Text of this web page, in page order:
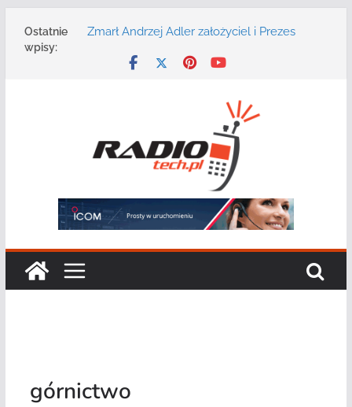
Ostatnie
wpisy:
Zmarł Andrzej Adler założyciel i Prezes
Radmor – największy polski producent
konferencję: „Bezpieczeństwo,
niezawodność i interoperacyjność
systemów teleinformatycznych”
Motorola Solutions oferuje agencjom
bezpieczeństwa publicznego usługę
łączności opartą na chmurze
Najnowszy radiotelefon MOTOTRBO R7 od
Motorola Solutions
górnictwo